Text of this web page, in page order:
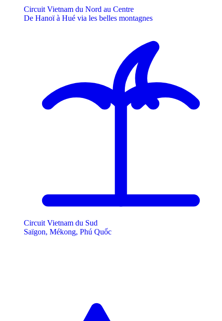
Circuit Vietnam du Nord au Centre
De Hanoï à Hué via les belles montagnes
Circuit Vietnam du Sud
Saïgon, Mékong, Phú Quốc